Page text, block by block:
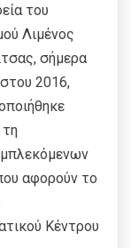
του
Λιμένος
σήμερα
2016,
αφορούν το
Κέντρου